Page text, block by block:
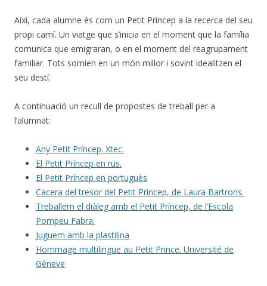
Així, cada alumne és com un Petit Príncep a la recerca del seu
propi camí. Un viatge que s’inicia en el moment que la família
comunica que emigraran, o en el moment del reagrupament
familiar. Tots somien en un món millor i sovint idealitzen el
seu destí.
A continuació un recull de propostes de treball per a
l’alumnat:
Any Petit Príncep. Xtec.
El Petit Príncep en rus.
El Petit Príncep en portuguès
Cacera del tresor del Petit Príncep, de Laura Bartrons.
Treballem el diàleg amb el Petit Príncep, de l’Escola
Pompeu Fabra.
Juguem amb la plastilina
Hommage multilingue au Petit Prince. Université de
Géneve